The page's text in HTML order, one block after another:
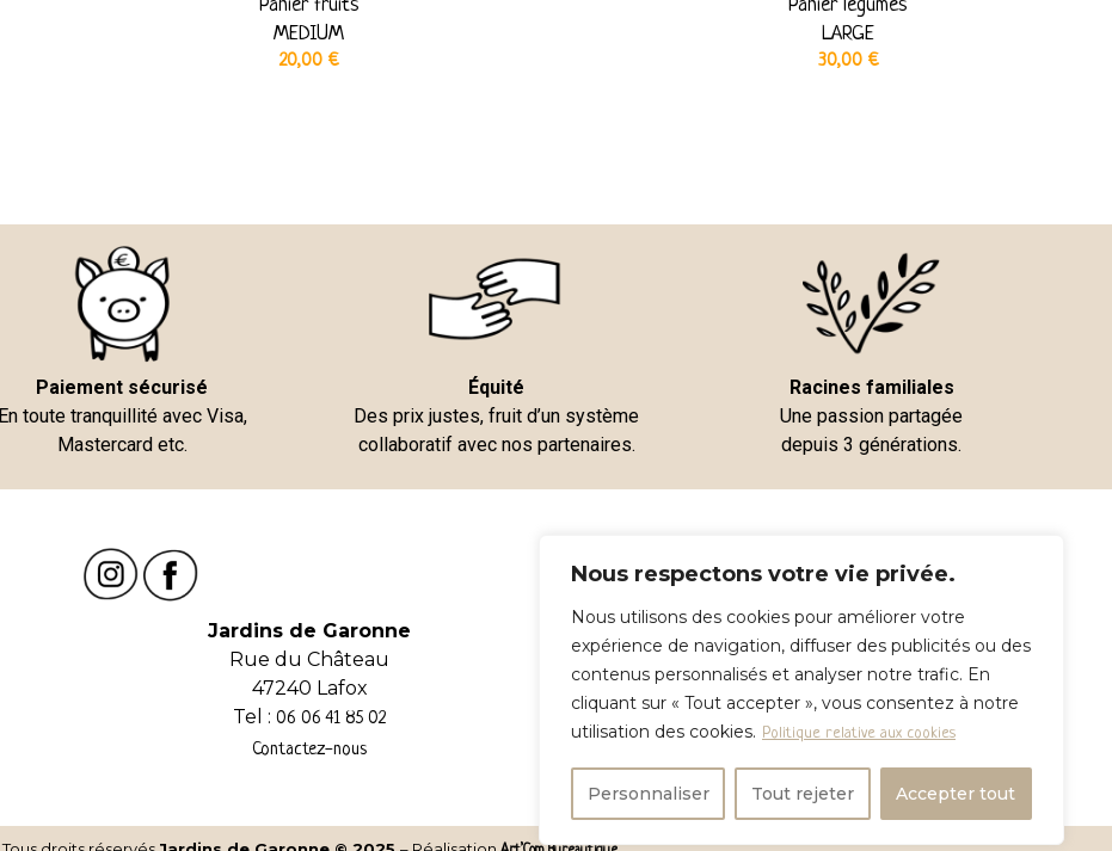
Nous respectons votre vie privée.
Nous utilisons des cookies pour améliorer votre
expérience de navigation, diffuser des publicités ou des
contenus personnalisés et analyser notre trafic. En
cliquant sur « Tout accepter », vous consentez à notre
utilisation des cookies. Politique relative aux cookies
Personnaliser Tout rejeter Accepter tout
Panier fruits
MEDIUM
20,00 €
Panier légumes
LARGE
30,00 €
Paiement sécurisé
En toute tranquillité avec Visa,
Mastercard etc.
Équité
Des prix justes, fruit d’un système
collaboratif avec nos partenaires.
Racines familiales
Une passion partagée
depuis 3 générations.
Jardins de Garonne
Rue du Château
47240 Lafox
Tel : 06 06 41 85 02
Contactez-nous
Conditions Générales de Vente
Mentions légales